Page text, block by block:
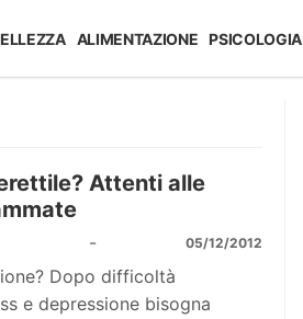
ALIMENTAZIONE PSICOLOGIA
Attenti alle
- 05/12/2012
Dopo difficoltà
e depressione bisogna